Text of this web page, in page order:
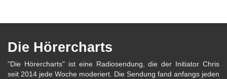
Die Hörercharts
"Die Hörercharts" ist eine Radiosendung, die der Initiator Chris
seit 2014 jede Woche moderiert. Die Sendung fand anfangs jeden